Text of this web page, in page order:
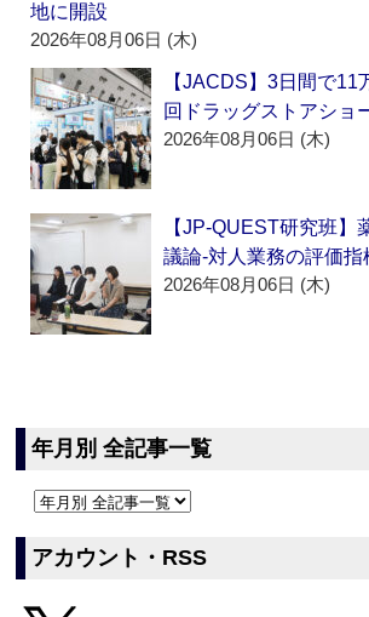
地に開設
2026年08月06日 (木)
【JACDS】3日間で11
回ドラッグストアショ
2026年08月06日 (木)
【JP-QUEST研究班】
議論‐対人業務の評価指
2026年08月06日 (木)
年月別 全記事一覧
アカウント・RSS